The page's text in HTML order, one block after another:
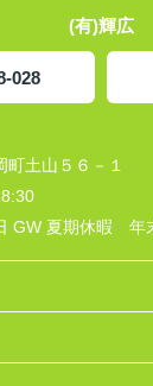
(有)輝広
028
町土山５６－１
GW 夏期休暇 年